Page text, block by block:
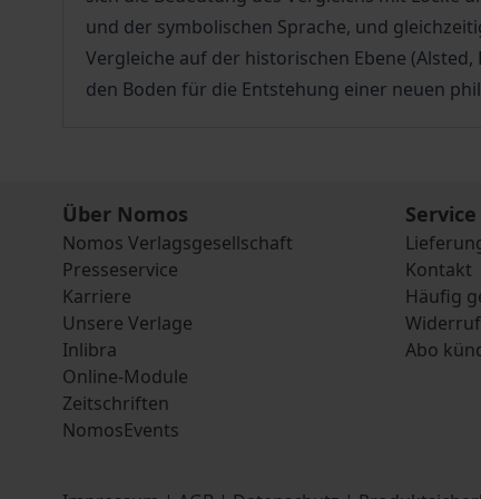
und der symbolischen Sprache, und
Vergleiche auf der historischen Ebene
den Boden für die Entstehung einer neuen
Über Nomos
Nomos Verlagsgesellschaft
Presseservice
Karriere
Unsere Verlage
Inlibra
Online-Module
Zeitschriften
NomosEvents
Service
Kontakt
Häufig
Widerruf
Abo